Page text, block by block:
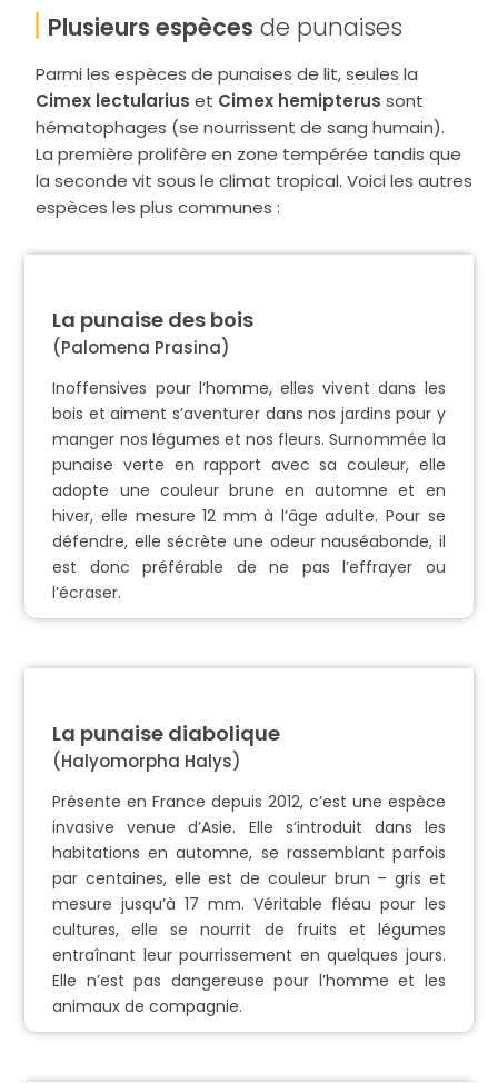
Plusieurs espèces de punaises
Parmi les espèces de punaises de lit, seules la
Cimex lectularius et Cimex hemipterus sont
hématophages (se nourrissent de sang humain).
La première prolifère en zone tempérée tandis que
la seconde vit sous le climat tropical.Voici les autres
espèces les plus communes :
La punaise des bois
(Palomena Prasina)
Inoffensives pour l’homme, elles vivent dans les
bois et aiment s’aventurer dans nos jardins pour y
manger nos légumes et nos fleurs. Surnommée la
punaise verte en rapport avec sa couleur, elle
adopte une couleur brune en automne et en
hiver, elle mesure 12 mm à l’âge adulte. Pour se
défendre, elle sécrète une odeur nauséabonde, il
est donc préférable de ne pas l’effrayer ou
l’écraser.
La punaise diabolique
(Halyomorpha Halys)
Présente en France depuis 2012, c’est une espèce
invasive venue d’Asie. Elle s’introduit dans les
habitations en automne, se rassemblant parfois
par centaines, elle est de couleur brun – gris et
mesure jusqu’à 17 mm. Véritable fléau pour les
cultures, elle se nourrit de fruits et légumes
entraînant leur pourrissement en quelques jours.
Elle n’est pas dangereuse pour l’homme et les
animaux de compagnie.